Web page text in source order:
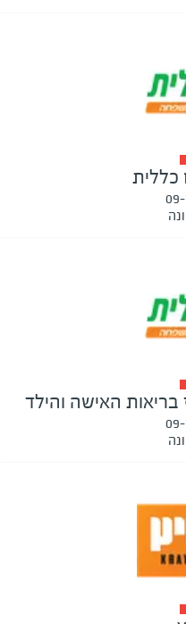
כללית
האישה והילד